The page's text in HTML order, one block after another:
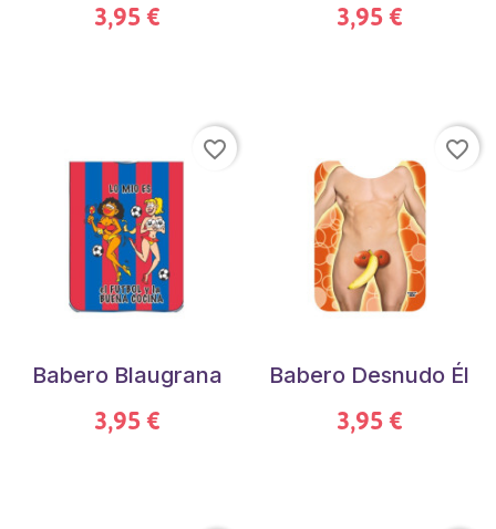
3,95 € 3,95 €
Babero Blaugrana
3,95 €
favorite_border
Babero Desnudo Él
3,95 €
favorite_border